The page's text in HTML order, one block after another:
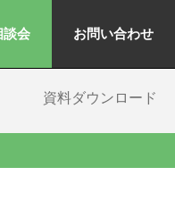
会 お問い合わせ
資料ダウンロード